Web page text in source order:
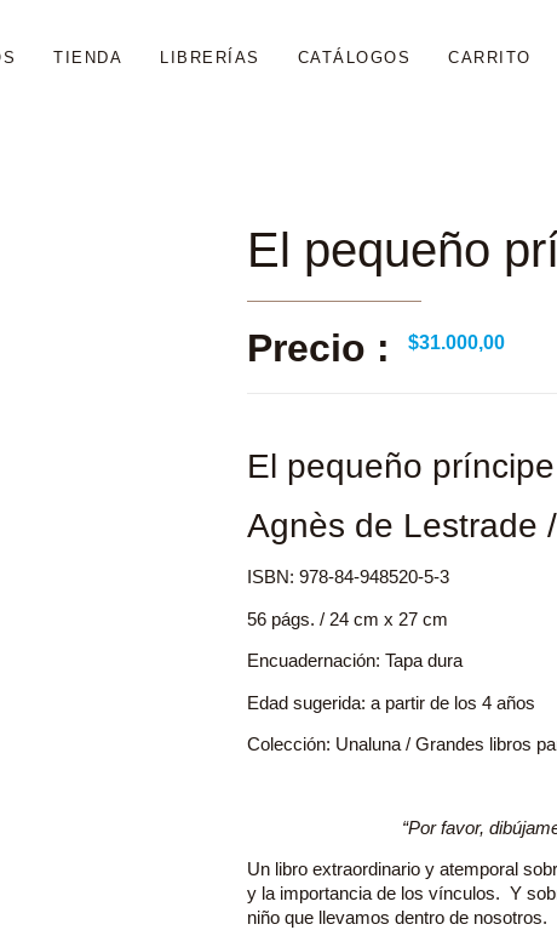
TIENDA LIBRERÍAS CATÁLOGOS CARRITO
El pequeño
Precio : $31.000,00
El pequeño príncipe
Agnès de Lestrade
ISBN: 978-84-948520-5-3
56 págs. / 24 cm x 27 cm
Encuadernación: Tapa dura
Edad sugerida: a partir de los 4 años
Colección: Unaluna / Grandes libros
“Por favor,
Un libro extraordinario y atemporal
y la importancia de los vínculos. Y
niño que llevamos dentro de nosotros.